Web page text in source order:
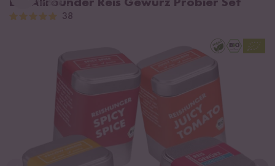
finden ...
Bio Allrounder Reis Gewürz Probier Set
38